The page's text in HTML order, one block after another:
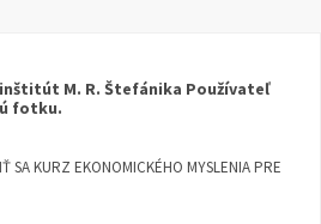
M. R. Štefánika Používateľ
fotku.
SA KURZ EKONOMICKÉHO MYSLENIA PRE